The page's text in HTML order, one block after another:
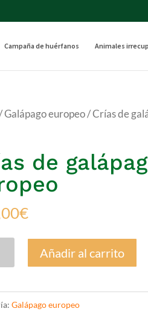
Campaña de huérfanos Animales
Galápago europeo/ Crías de
de
€
Añadir al carrito
Galápago europeo